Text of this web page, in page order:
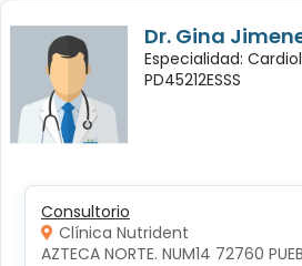
Dr. Gina
Especialidad:
PD45212ESSS
Consultorio
Clínica Nutrident
AZTECA NORTE. NUM14 72760